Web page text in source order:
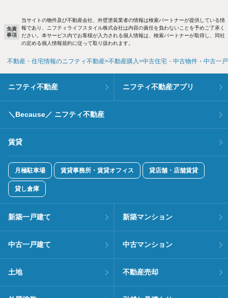
免責
事項
当サイトの物件及び不動産会社、外壁塗装業者の情報は検索パートナーが提供している情
報であり、ニフティライフスタイル株式会社は内容の責任を負わないことを予めご了承く
ださい。本サービス内でお客様が入力される個人情報は、検索パートナーが取得し、同社
の定める個人情報規約に従って取り扱われます。
不動産・住宅情報のニフティ不動産 不動産購入 中古住宅・中古物件・中古一
ニフティ不動産 ニフティ不動産アプリ
＼Because／ ニフティ不動産
賃貸
月極駐車場 賃貸事務所・賃貸オフィス 貸店舗・店舗賃貸
貸し倉庫
新築一戸建て 新築マンション
中古一戸建て 中古マンション
土地 不動産売却